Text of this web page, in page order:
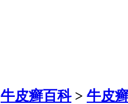
牛皮癣百科> 牛皮